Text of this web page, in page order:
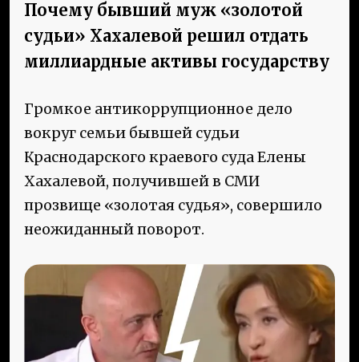
Почему бывший муж «золотой
судьи» Хахалевой решил отдать
миллиардные активы государству
Громкое антикоррупционное дело
вокруг семьи бывшей судьи
Краснодарского краевого суда Елены
Хахалевой, получившей в СМИ
прозвище «золотая судья», совершило
неожиданный поворот.